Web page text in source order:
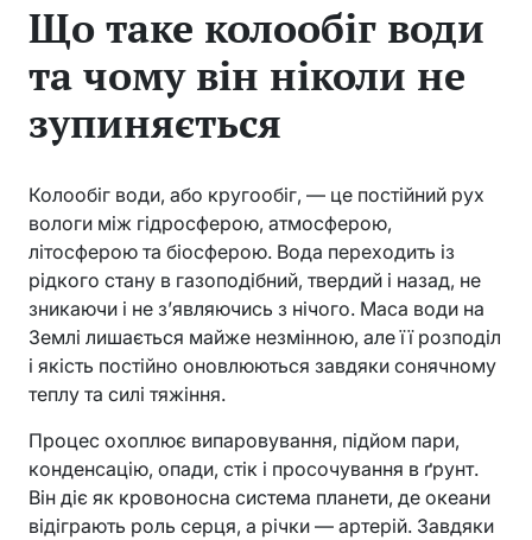
Що таке колообіг води
та чому він ніколи не
зупиняється
Колообіг води, або кругообіг, — це постійний рух
вологи між гідросферою, атмосферою,
літосферою та біосферою. Вода переходить із
рідкого стану в газоподібний, твердий і назад, не
зникаючи і не з’являючись з нічого. Маса води на
Землі лишається майже незмінною, але її розподіл
і якість постійно оновлюються завдяки сонячному
теплу та силі тяжіння.
Процес охоплює випаровування, підйом пари,
конденсацію, опади, стік і просочування в ґрунт.
Він діє як кровоносна система планети, де океани
відіграють роль серця, а річки — артерій. Завдяки